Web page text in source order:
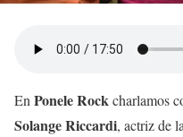
En Ponele Rockcharlamos
Solange Riccardi, actriz de